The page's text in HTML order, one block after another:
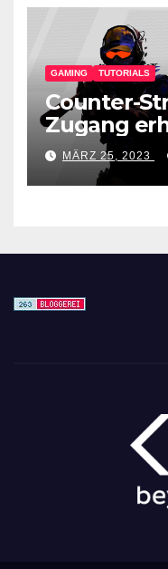
GAMING TUTORIALS
Counter-
Zugang
für den CS
MÄRZ 25, 2023